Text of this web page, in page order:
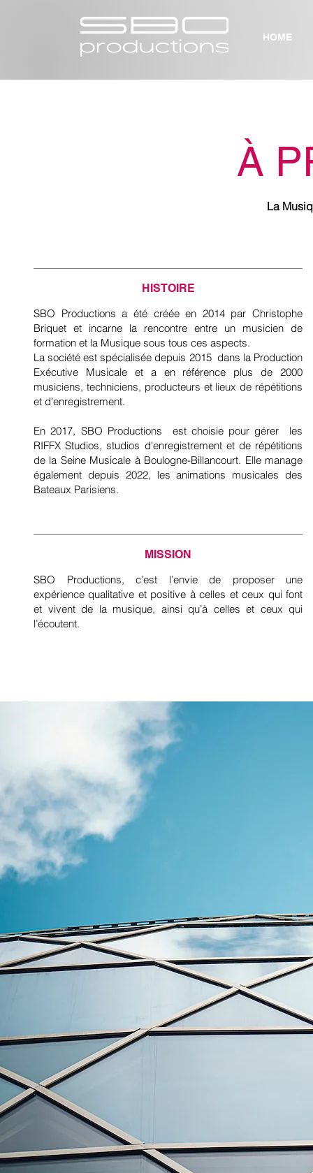
HOME
À
La
HISTOIRE
SBO Productions a été créée en 2014 par Christophe
Briquet et incarne la rencontre entre un musicien de
formation et la Musique sous tous ces aspects.
La société est spécialisée depuis 2015 dans la Production
Exécutive Musicale et a en référence plus de 2000
musiciens, techniciens, producteurs et lieux de répétitions
et d'enregistrement.
En 2017, SBO Productions est choisie pour gérer les
RIFFX Studios, studios d'enregistrement et de répétitions
de la Seine Musicale à Boulogne-Billancourt. Elle manage
également depuis 2022, les animations musicales des
Bateaux Parisiens.
MISSION
SBO Productions, c’est l’envie de proposer une
expérience qualitative et positive à celles et ceux qui font
et vivent de la musique, ainsi qu’à celles et ceux qui
l’écoutent.